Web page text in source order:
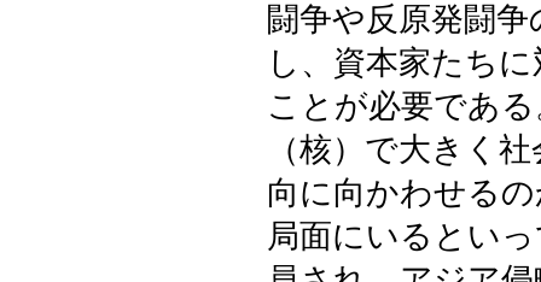
闘争や反原発闘
し、資本家たち
ことが必要であ
（核）で大きく
向に向かわせる
局面にいるとい